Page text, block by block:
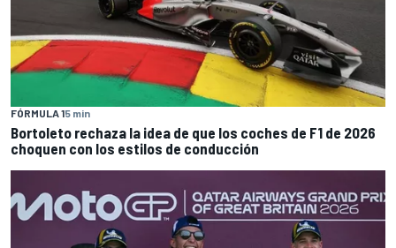
FÓRMULA 15 min
Bortoleto rechaza la idea de que los coches de F1 de 2026
choquen con los estilos de conducción